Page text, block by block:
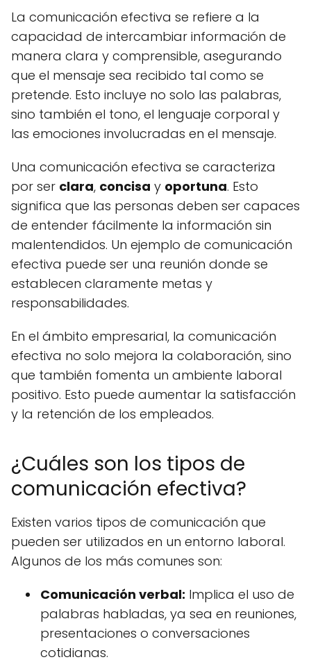
La comunicación efectiva se refiere a la
capacidad de intercambiar información de
manera clara y comprensible, asegurando
que el mensaje sea recibido tal como se
pretende. Esto incluye no solo las palabras,
sino también el tono, el lenguaje corporal y
las emociones involucradas en el mensaje.
Una comunicación efectiva se caracteriza
por ser clara, concisa y oportuna. Esto
significa que las personas deben ser capaces
de entender fácilmente la información sin
malentendidos. Un ejemplo de comunicación
efectiva puede ser una reunión donde se
establecen claramente metas y
responsabilidades.
En el ámbito empresarial, la comunicación
efectiva no solo mejora la colaboración, sino
que también fomenta un ambiente laboral
positivo. Esto puede aumentar la satisfacción
y la retención de los empleados.
¿Cuáles son los tipos de
comunicación efectiva?
Existen varios tipos de comunicación que
pueden ser utilizados en un entorno laboral.
Algunos de los más comunes son:
Comunicación verbal: Implica el uso de
palabras habladas, ya sea en reuniones,
presentaciones o conversaciones
cotidianas.